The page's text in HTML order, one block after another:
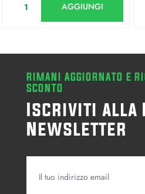
AGGIUNGI
RIMANI AGGIORNATO E
SCONTO
Iscriviti alla
Newsletter